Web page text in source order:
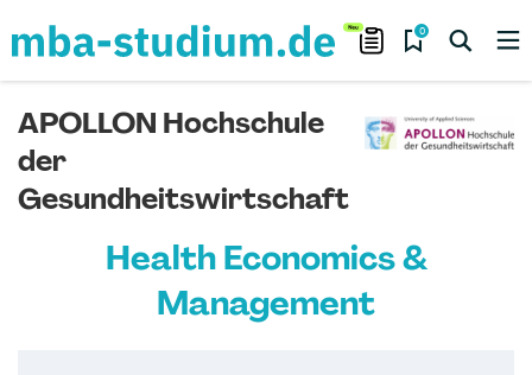
0
APOLLON Hochschule
der
Gesundheitswirtschaft
Health Economics &
Management